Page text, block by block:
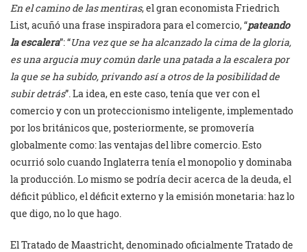
En el camino de las mentiras, el gran economista Friedrich
List, acuñó una frase inspiradora para el comercio, “pateando
la escalera”: “Una vez que se ha alcanzado la cima de la gloria,
es una argucia muy común darle una patada a la escalera por
la que se ha subido, privando así a otros de la posibilidad de
subir detrás”. La idea, en este caso, tenía que ver con el
comercio y con un proteccionismo inteligente, implementado
por los británicos que, posteriormente, se promovería
globalmente como: las ventajas del libre comercio. Esto
ocurrió solo cuando Inglaterra tenía el monopolio y dominaba
la producción. Lo mismo se podría decir acerca de la deuda, el
déficit público, el déficit externo y la emisión monetaria: haz lo
que digo, no lo que hago.
El Tratado de Maastricht, denominado oficialmente Tratado de